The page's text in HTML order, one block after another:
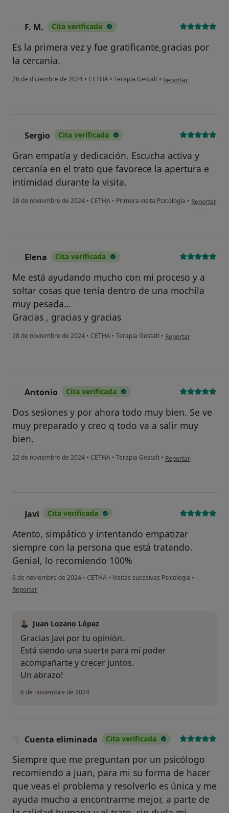
F. M. Cita verificada
Es la primera vez y fue gratificante,gracias por
la cercanía.
26 de diciembre de 2024 • CETHA • Terapia Gestalt • en opinión del usuario
Reportar
Sergio Cita verificada
Gran empatía y dedicación. Escucha activa y
cercanía en el trato que favorece la apertura e
intimidad durante la visita.
28 de noviembre de 2024 • CETHA • Primera visita Psicología • en opinión
Reportar
Elena Cita verificada
Me está ayudando mucho con mi proceso y a
soltar cosas que tenía dentro de una mochila
muy pesada…
Gracias , gracias y gracias
28 de noviembre de 2024 • CETHA • Terapia Gestalt • en opinión del usuario
Reportar
Antonio Cita verificada
Dos sesiones y por ahora todo muy bien. Se ve
muy preparado y creo q todo va a salir muy
bien.
22 de noviembre de 2024 • CETHA • Terapia Gestalt • en opinión del
Reportar
Javi Cita verificada
Atento, simpático y intentando empatizar
siempre con la persona que está tratando.
Genial, lo recomiendo 100%
6 de noviembre de 2024 • CETHA • Visitas sucesivas Psicología •
en opinión del usuario Javi
Reportar
Juan Lozano López
Gracias Javi por tu opinión.
Está siendo una suerte para mí poder
acompañarte y crecer juntos.
Un abrazo!
6 de noviembre de 2024
Cuenta eliminada Cita verificada
Siempre que me preguntan por un psicólogo
recomiendo a juan, para mi su forma de hacer
que veas el problema y resolverlo es única y me
ayuda mucho a encontrarme mejor, a parte de